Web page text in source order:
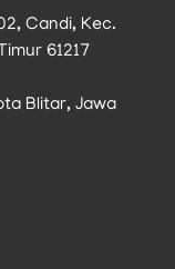
Candi, Kec.
61217
Blitar, Jawa